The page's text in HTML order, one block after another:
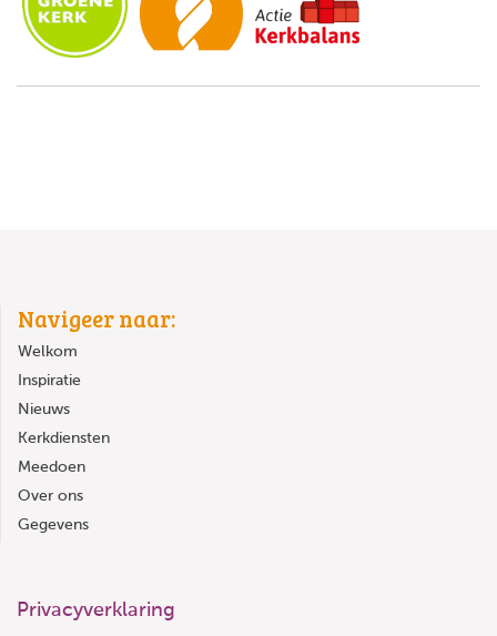
Navigeer naar:
Welkom
Inspiratie
Nieuws
Kerkdiensten
Meedoen
Over ons
Gegevens
Privacyverklaring